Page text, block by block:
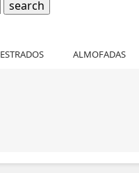
search
ESTRADOS ALMOFADAS